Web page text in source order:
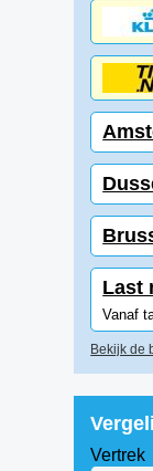
Last
Vanaf
Bekijk de
Vertrek